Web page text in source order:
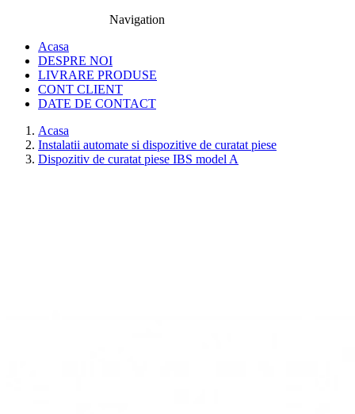
Navigation
Acasa
DESPRE NOI
LIVRARE PRODUSE
CONT CLIENT
DATE DE CONTACT
Acasa
Instalatii automate si dispozitive de curatat piese
Dispozitiv de curatat piese IBS model A